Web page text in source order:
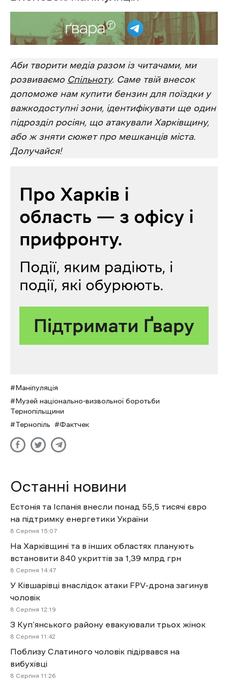
Аби творити медіа разом із читачами, ми
розвиваємо Спільноту. Саме твій внесок
допоможе нам купити бензин для поїздки у
важкодоступні зони, ідентифікувати ще один
підрозділ росіян, що атакували Харківщину,
або ж зняти сюжет про мешканців міста.
Долучайся!
Маніпуляція
Музей національно-визвольної боротьби
Тернопільщини
Тернопіль
Фактчек
Останні новини
Естонія та Іспанія внесли понад 55,5 тисячі євро
на підтримку енергетики України
8 Cерпня 15:07
На Харківщині та в інших областях планують
встановити 840 укриттів за 1,39 млрд грн
8 Cерпня 14:47
У Ківшарівці внаслідок атаки FPV-дрона загинув
чоловік
8 Cерпня 12:19
З Куп’янського району евакуювали трьох жінок
8 Cерпня 11:42
Поблизу Слатиного чоловік підірвався на
вибухівці
8 Cерпня 11:26